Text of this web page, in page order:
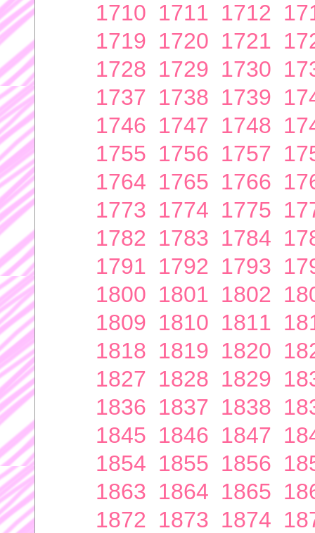
1710 1711 1712
1719 1720 1721
1728 1729 1730
1737 1738 1739
1746 1747 1748
1755 1756 1757
1764 1765 1766
1773 1774 1775
1782 1783 1784
1791 1792 1793
1800 1801 1802
1809 1810 1811
1818 1819 1820
1827 1828 1829
1836 1837 1838
1845 1846 1847
1854 1855 1856
1863 1864 1865
1872 1873 1874